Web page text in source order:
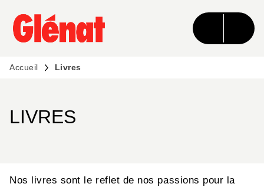
MENU RECHERCHE CONTENU
PIED DE PAGE
Accueil Livres
LIVRES
Nos livres sont le reflet de nos passions pour la